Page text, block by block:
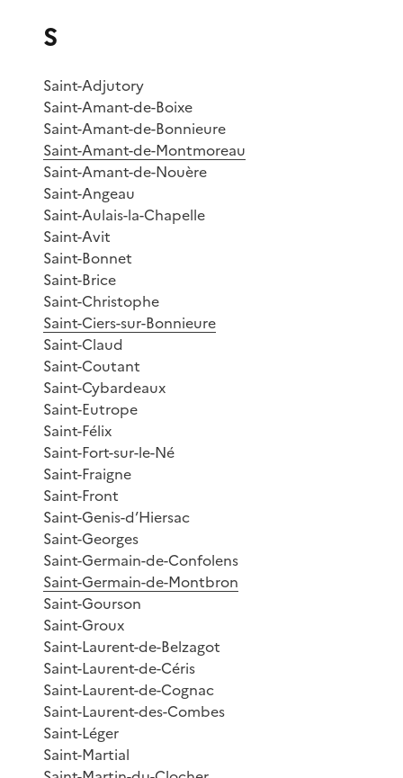
S
Saint-Adjutory
Saint-Amant-de-Boixe
Saint-Amant-de-Bonnieure
Saint-Amant-de-Montmoreau
Saint-Amant-de-Nouère
Saint-Angeau
Saint-Aulais-la-Chapelle
Saint-Avit
Saint-Bonnet
Saint-Brice
Saint-Christophe
Saint-Ciers-sur-Bonnieure
Saint-Claud
Saint-Coutant
Saint-Cybardeaux
Saint-Eutrope
Saint-Félix
Saint-Fort-sur-le-Né
Saint-Fraigne
Saint-Front
Saint-Genis-d’Hiersac
Saint-Georges
Saint-Germain-de-Confolens
Saint-Germain-de-Montbron
Saint-Gourson
Saint-Groux
Saint-Laurent-de-Belzagot
Saint-Laurent-de-Céris
Saint-Laurent-de-Cognac
Saint-Laurent-des-Combes
Saint-Léger
Saint-Martial